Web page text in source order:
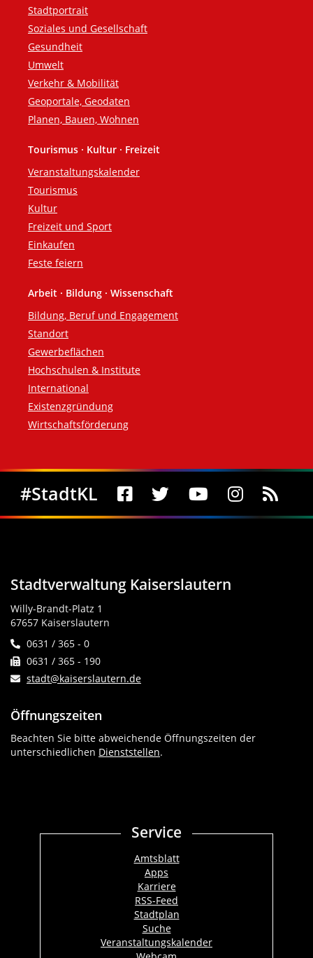
Stadtportrait
Soziales und Gesellschaft
Gesundheit
Umwelt
Verkehr & Mobilität
Geoportale, Geodaten
Planen, Bauen, Wohnen
Tourismus · Kultur · Freizeit
Veranstaltungskalender
Tourismus
Kultur
Freizeit und Sport
Einkaufen
Feste feiern
Arbeit · Bildung · Wissenschaft
Bildung, Beruf und Engagement
Standort
Gewerbeflächen
Hochschulen & Institute
International
Existenzgründung
Wirtschaftsförderung
Social Media
#StadtKL
Stadtverwaltung Kaiserslautern
Willy-Brandt-Platz 1
67657 Kaiserslautern
0631 / 365 - 0
0631 / 365 - 190
stadt@kaiserslautern.de
Öffnungszeiten
Beachten Sie bitte abweichende Öffnungszeiten der
unterschiedlichen Dienststellen.
Service
Amtsblatt
Apps
Karriere
RSS-Feed
Stadtplan
Suche
Veranstaltungskalender